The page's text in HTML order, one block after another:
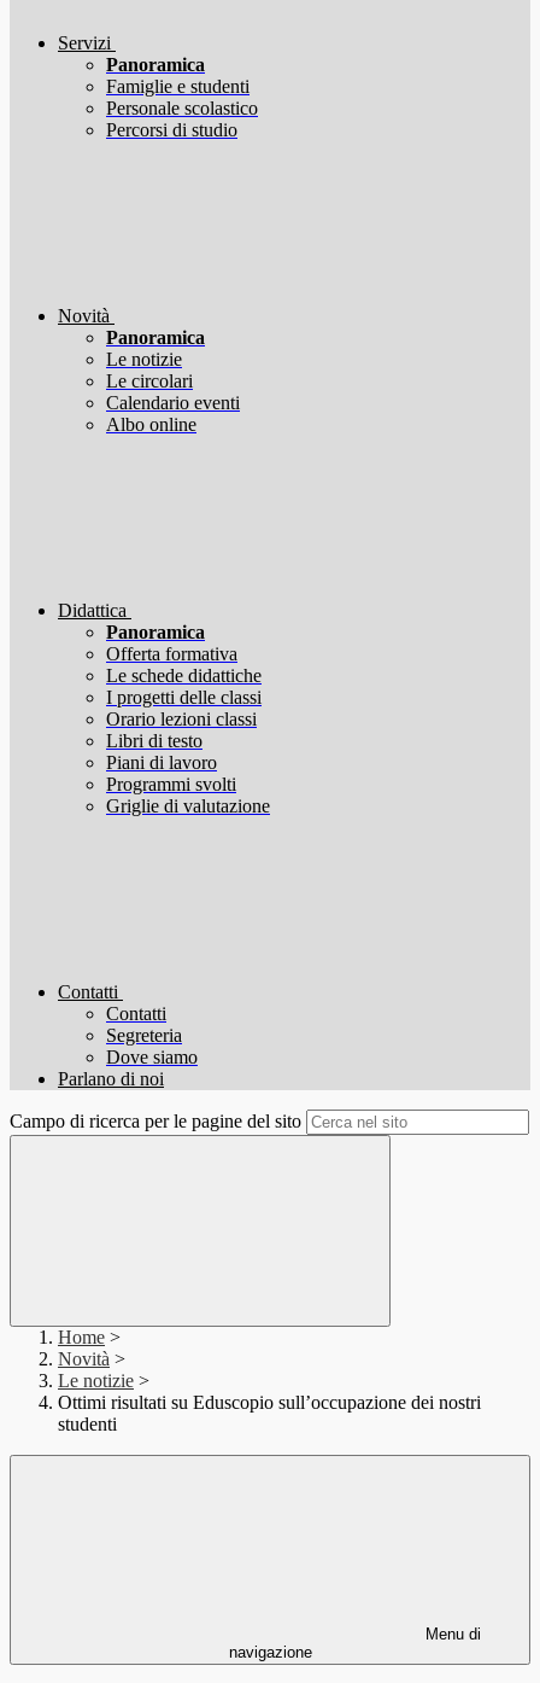
Servizi
Panoramica
Famiglie e studenti
Personale scolastico
Percorsi di studio
Novità
Panoramica
Le notizie
Le circolari
Calendario eventi
Albo online
Didattica
Panoramica
Offerta formativa
Le schede didattiche
I progetti delle classi
Orario lezioni classi
Libri di testo
Piani di lavoro
Programmi svolti
Griglie di valutazione
Contatti
Contatti
Segreteria
Dove siamo
Parlano di noi
Campo di ricerca per le pagine del sito
Home >
Novità >
Le notizie >
Ottimi risultati su Eduscopio sull’occupazione dei nostri
studenti
Menu di
navigazione